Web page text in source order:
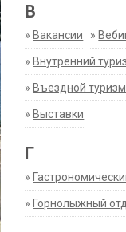
В
» Вакансии »
» Внутренний
» Въездной туризм
» Выставки
Г
»
» Горнолыжный